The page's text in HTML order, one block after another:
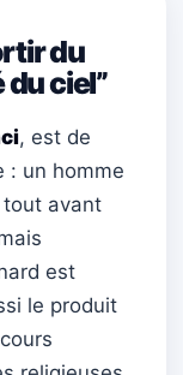
du
ciel”
, est de
: un homme
tout avant
est
le produit